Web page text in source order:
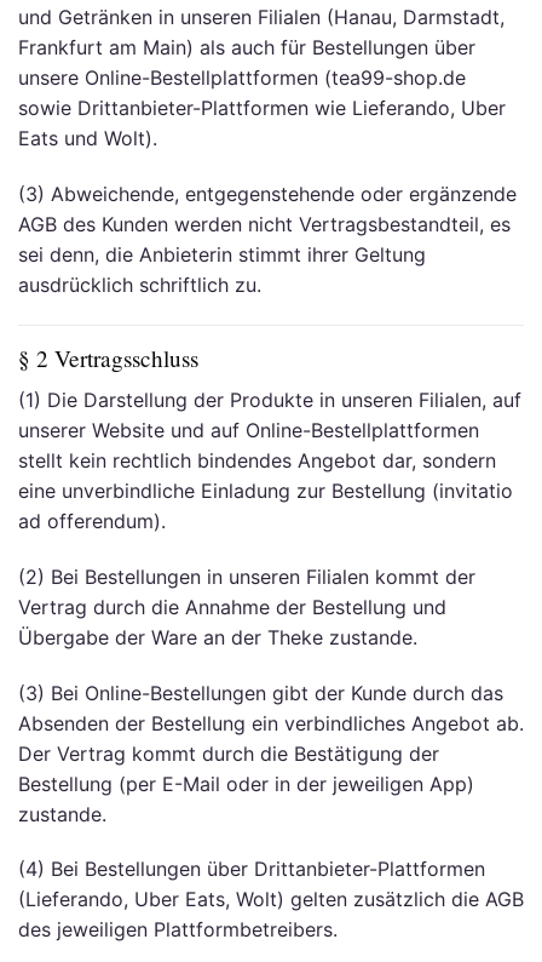
und Getränken in unseren Filialen (Hanau, Darmstadt,
Frankfurt am Main) als auch für Bestellungen über
unsere Online-Bestellplattformen (tea99-shop.de
sowie Drittanbieter-Plattformen wie Lieferando, Uber
Eats und Wolt).
(3) Abweichende, entgegenstehende oder ergänzende
AGB des Kunden werden nicht Vertragsbestandteil, es
sei denn, die Anbieterin stimmt ihrer Geltung
ausdrücklich schriftlich zu.
§ 2 Vertragsschluss
(1) Die Darstellung der Produkte in unseren Filialen, auf
unserer Website und auf Online-Bestellplattformen
stellt kein rechtlich bindendes Angebot dar, sondern
eine unverbindliche Einladung zur Bestellung (invitatio
ad offerendum).
(2) Bei Bestellungen in unseren Filialen kommt der
Vertrag durch die Annahme der Bestellung und
Übergabe der Ware an der Theke zustande.
(3) Bei Online-Bestellungen gibt der Kunde durch das
Absenden der Bestellung ein verbindliches Angebot ab.
Der Vertrag kommt durch die Bestätigung der
Bestellung (per E-Mail oder in der jeweiligen App)
zustande.
(4) Bei Bestellungen über Drittanbieter-Plattformen
(Lieferando, Uber Eats, Wolt) gelten zusätzlich die AGB
des jeweiligen Plattformbetreibers.